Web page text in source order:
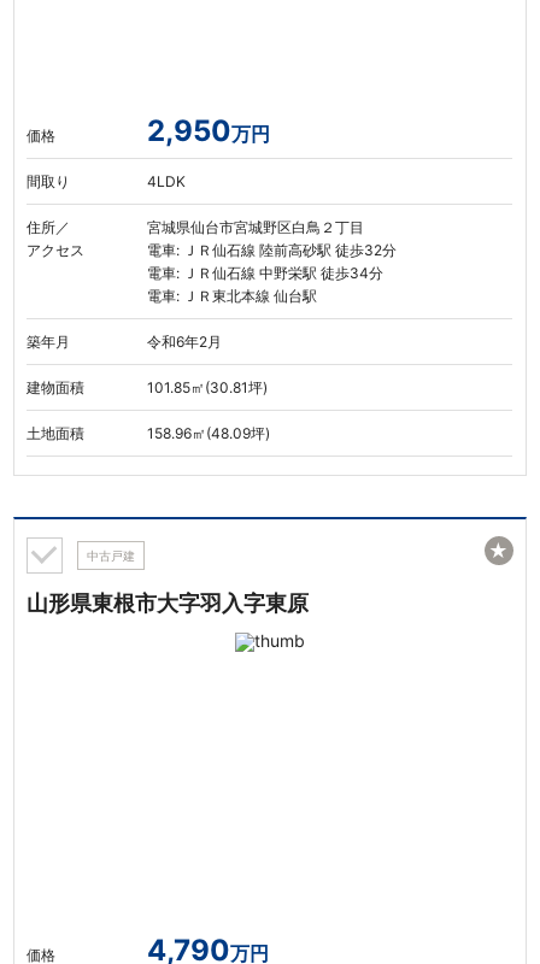
価格 2,950万円
間取り 4LDK
住所／
アクセス
宮城県仙台市宮城野区白鳥２丁目
電車: ＪＲ仙石線 陸前高砂駅 徒歩32分
電車: ＪＲ仙石線 中野栄駅 徒歩34分
電車: ＪＲ東北本線 仙台駅
築年月 令和6年2月
建物面積 101.85㎡(30.81坪)
土地面積 158.96㎡(48.09坪)
中古戸建
山形県東根市大字羽入字東原
価格 4,790万円
★